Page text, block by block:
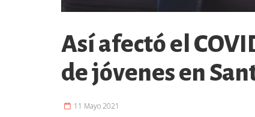
Así afectó el
de jóvenes en
11 Mayo 2021